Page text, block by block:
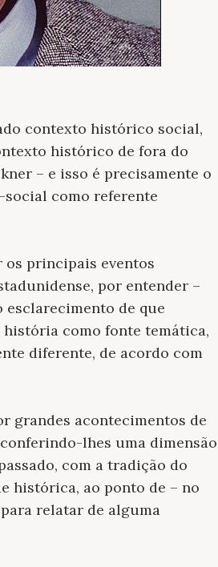
contexto histórico social,
histórico de fora do
– e isso é precisamente o
como referente
os principais eventos
por entender –
esclarecimento de que
história como fonte temática,
diferente, de acordo com
grandes acontecimentos de
lhes uma dimensão
com a tradição do
histórica, ao ponto de – no
relatar de alguma